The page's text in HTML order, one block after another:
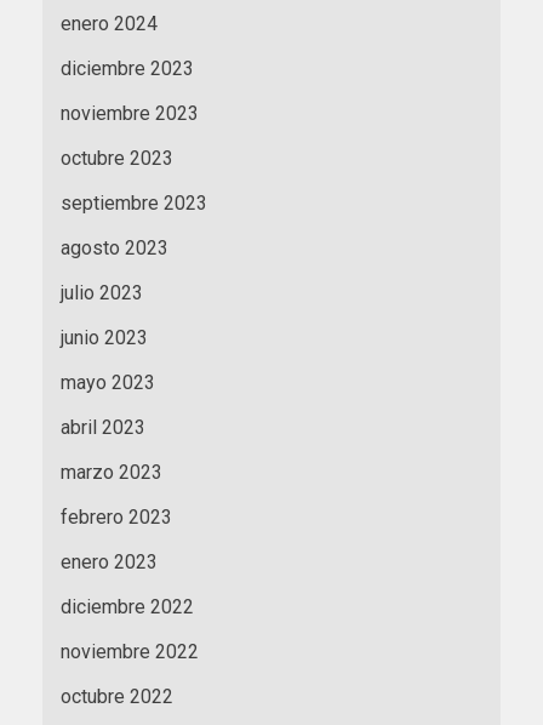
enero 2024
diciembre 2023
noviembre 2023
octubre 2023
septiembre 2023
agosto 2023
julio 2023
junio 2023
mayo 2023
abril 2023
marzo 2023
febrero 2023
enero 2023
diciembre 2022
noviembre 2022
octubre 2022